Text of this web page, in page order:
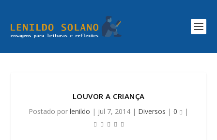
LOUVOR A CRIANÇA
Postado por lenildo | jul 7, 2014 | Diversos | 0 |